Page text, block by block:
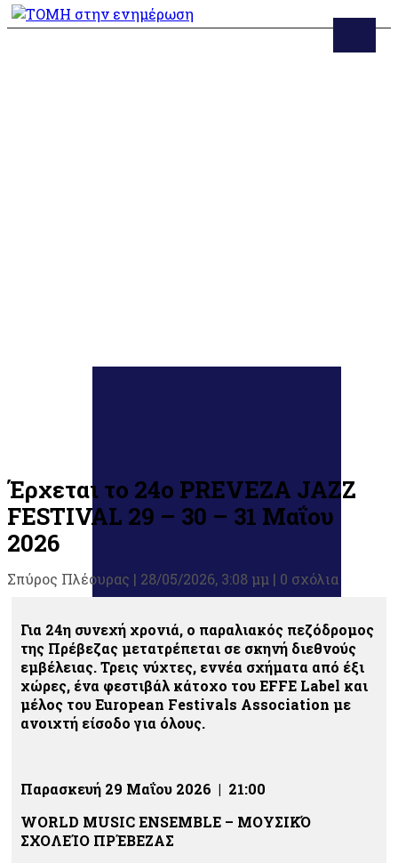
Έρχεται το 24ο PREVEZA JAZZ
FESTIVAL 29 – 30 – 31 Μαΐου
2026
Σπύρος Πλέουρας | 28/05/2026, 3:08 μμ | 0 σχόλια
Για 24η συνεχή χρονιά, ο παραλιακός πεζόδρομος
της Πρέβεζας μετατρέπεται σε σκηνή διεθνούς
εμβέλειας. Τρεις νύχτες, εννέα σχήματα από έξι
χώρες, ένα φεστιβάλ κάτοχο του EFFE Label και
μέλος του European Festivals Association με
ανοιχτή είσοδο για όλους.
Παρασκευή 29 Μαΐου 2026 | 21:00
WORLD MUSIC ENSEMBLE – ΜΟΥΣΙΚΌ
ΣΧΟΛΕΊΟ ΠΡΈΒΕΖΑΣ